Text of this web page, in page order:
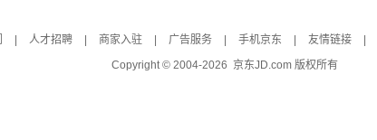
人才招聘 商家入驻 广告服务 手机京东 友情链接
Copyright © 2004-2026 京东JD.com 版权所有